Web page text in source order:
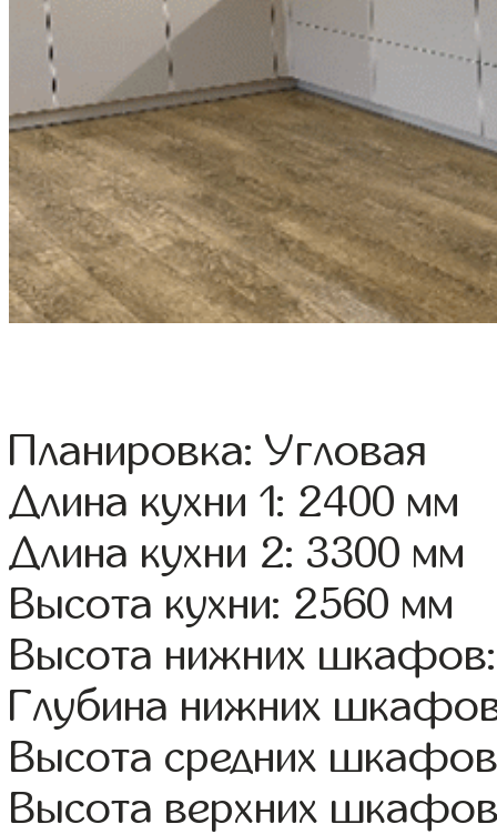
Планировка: Угловая
Длина кухни 1: 2400 мм
Длина кухни 2: 3300 мм
Высота кухни: 2560 мм
Высота нижних
Глубина нижних
Высота средних
Высота верхних